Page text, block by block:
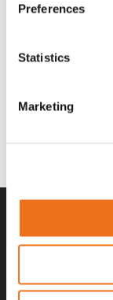
Preferences
Statistics
Marketing
finger spakställ